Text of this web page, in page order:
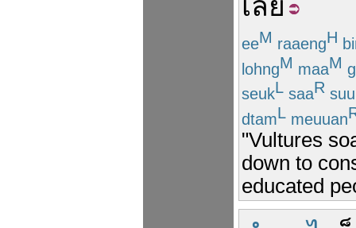
เลย
eeM raaengH
lohngM maaM
seukL saaR
dtamL meuuan
"Vultures
down to
educated